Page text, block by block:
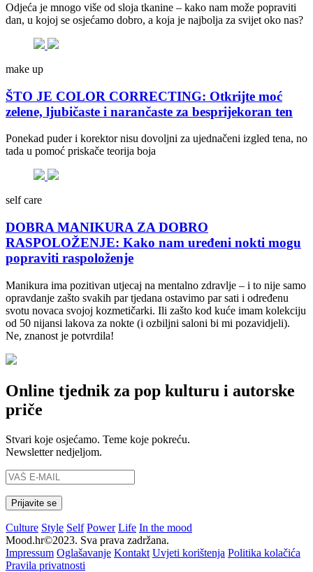
Odjeća je mnogo više od sloja tkanine – kako nam može popraviti
dan, u kojoj se osjećamo dobro, a koja je najbolja za svijet oko nas?
make up
ŠTO JE COLOR CORRECTING: Otkrijte moć
zelene, ljubičaste i narančaste za besprijekoran ten
Ponekad puder i korektor nisu dovoljni za ujednačeni izgled tena, no
tada u pomoć priskače teorija boja
self care
DOBRA MANIKURA ZA DOBRO
RASPOLOŽENJE: Kako nam uređeni nokti mogu
popraviti raspoloženje
Manikura ima pozitivan utjecaj na mentalno zdravlje – i to nije samo
opravdanje zašto svakih par tjedana ostavimo par sati i određenu
svotu novaca svojoj kozmetičarki. Ili zašto kod kuće imam kolekciju
od 50 nijansi lakova za nokte (i ozbiljni saloni bi mi pozavidjeli).
Ne, znanost je potvrdila!
Online tjednik za pop kulturu i autorske
priče
Stvari koje osjećamo. Teme koje pokreću.
Newsletter nedjeljom.
Culture Style Self Power Life In the mood
Mood.hr©2023. Sva prava zadržana.
Impressum Oglašavanje Kontakt Uvjeti korištenja Politika kolačića
Pravila privatnosti